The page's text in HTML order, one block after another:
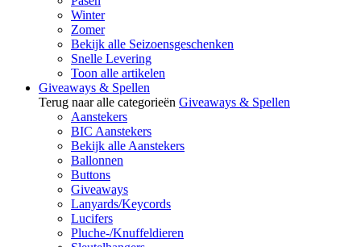
Winter
Zomer
Bekijk alle Seizoensgeschenken
Snelle Levering
Toon alle artikelen
Giveaways & Spellen
Terug naar alle categorieën Giveaways & Spellen
Aanstekers
BIC Aanstekers
Bekijk alle Aanstekers
Ballonnen
Buttons
Giveaways
Lanyards/Keycords
Lucifers
Pluche-/Knuffeldieren